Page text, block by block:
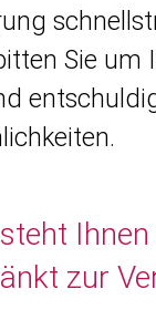
Sie um
zur